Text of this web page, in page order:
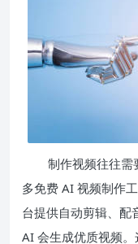
制作视频往往需
多免费 AI 视频制作
台提供自动剪辑、配
AI 会生成优质视频